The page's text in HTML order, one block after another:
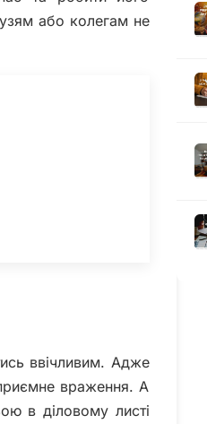
або колегам не
ввічливим. Адже
враження. А
в діловому листі